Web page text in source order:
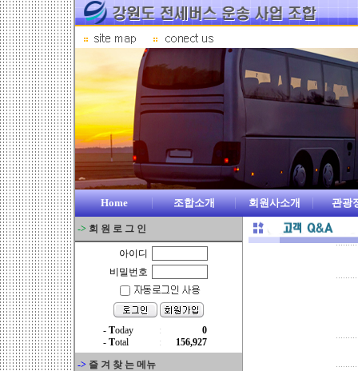
Home 조합소개 회원사소개 관광
-> 회 원 로 그 인
아이디
비밀번호
-> 즐 겨 찾 는 메뉴